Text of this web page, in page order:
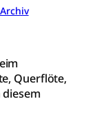
Querflöte,